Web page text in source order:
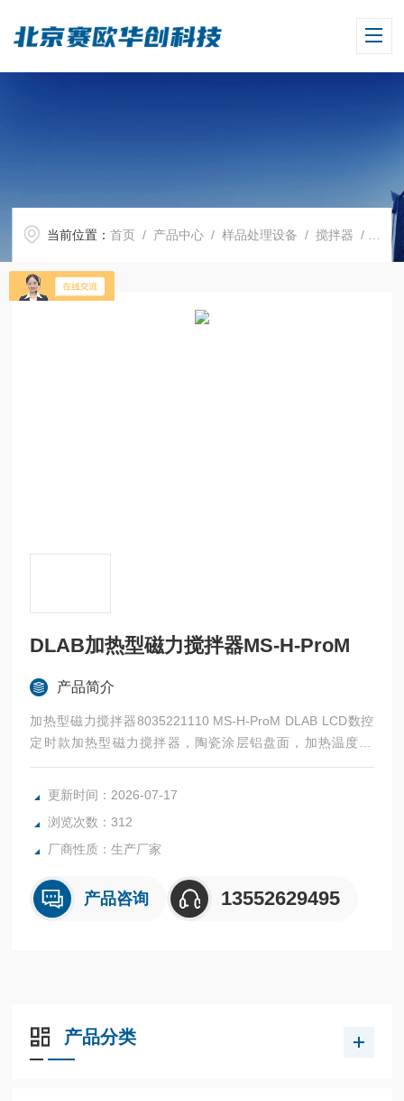
当前位置：首页 / 产品中心 /样品处理设备 /搅拌器 / DLAB加热型磁力搅拌器MS-H-ProM
DLAB加热型磁力搅拌器MS-H-ProM
产品简介
加热型磁力搅拌器8035221110 MS-H-ProM DLAB LCD数控
定时款加热型磁力搅拌器，陶瓷涂层铝盘面，加热温度34
0℃，国标插头，200-240V / 50/60Hz。
更新时间：2026-07-17
浏览次数：312
厂商性质：生产厂家
产品咨询 13552629495
产品分类